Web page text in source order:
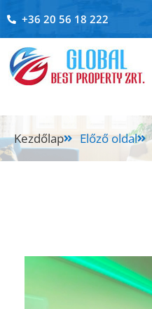
+36 20 56 18 222
Kezdőlap Előző oldal